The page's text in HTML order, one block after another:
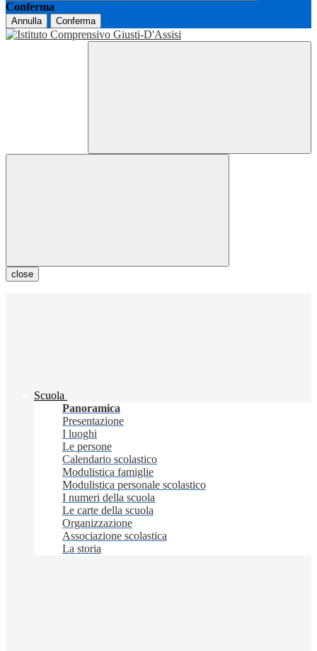
Conferma
Annulla Conferma
close
Scuola
Panoramica
Presentazione
I luoghi
Le persone
Calendario scolastico
Modulistica famiglie
Modulistica personale scolastico
I numeri della scuola
Le carte della scuola
Organizzazione
Associazione scolastica
La storia